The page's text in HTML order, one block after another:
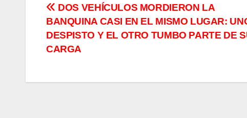
Navegación
de
entradas
DOS VEHÍCULOS MORDIERON LA
BANQUINA CASI EN EL MISMO LUGAR:
DESPISTO Y EL OTRO TUMBO PARTE DE
CARGA